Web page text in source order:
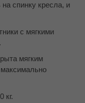
спинку кресла, и
с мягкими
мягким
кг.